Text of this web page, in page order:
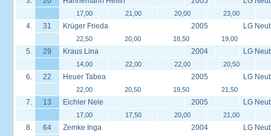
17,00 21,00 20,00 23,00
4. 31 Krüger Frieda 2005 LG
22,50 20,00 18,50 19,00
5. 29 Kraus Lina 2004 LG
14,00 22,00 22,00 20,50
6. 22 Heuer Tabea 2005 LG
22,00 20,50 19,50 21,50
7. 13 Eichler Nele 2005 LG
17,00 17,50 20,00 21,00
8. 64 Zemke Inga 2004 LG